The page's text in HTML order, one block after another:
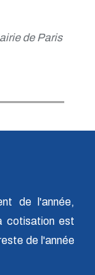
de Paris
de l'année,
cotisation est
de l'année